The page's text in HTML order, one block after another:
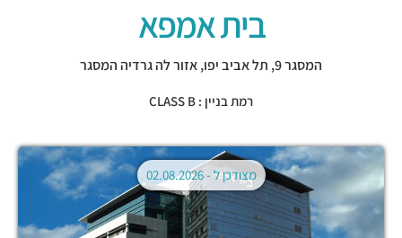
בית אמפא
המסגר 9, תל אביב יפו,אזור לה גרדיה המסגר
רמת בניין : CLASS B
מצודכן ל -02.08.2026